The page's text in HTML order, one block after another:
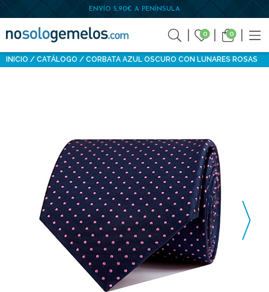
ENVÍO 5,90€ A PENÍNSULA
0 0
INICIO CATÁLOGO CORBATA AZUL OSCURO CON LUNARES ROSAS